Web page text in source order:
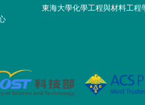
東海大學化學工程與材料工程